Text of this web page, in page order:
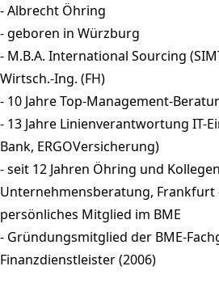
- Albrecht Öhring
- geboren in Würzburg
- M.B.A. International Sourcing
Wirtsch.-Ing. (FH)
- 10 Jahre Top-Management-
- 13 Jahre Linienverantwortung IT-
Bank, ERGOVersicherung)
- seit 12 Jahren Öhring und Kollegen
Unternehmensberatung, Frankfurt
persönliches Mitglied im BME
- Gründungsmitglied der BME-
Finanzdienstleister (2006)